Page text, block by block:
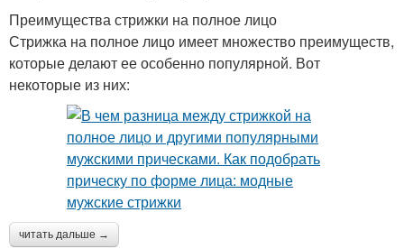
Преимущества стрижки на полное лицо
Стрижка на полное лицо имеет множество преимуществ,
которые делают ее особенно популярной. Вот
некоторые из них:
читать дальше →